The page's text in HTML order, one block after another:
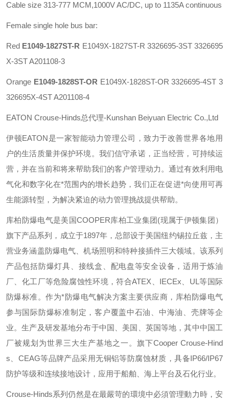
Cable size 313-777 MCM,1000V AC/DC, up to 1135A continuous
Female single hole bus bar:
Red E1049-1827ST-R E1049X-1827ST-R 3326695-3ST 3326695
X-3ST A201108-3
Orange E1049-1828ST-OR E1049X-1828ST-OR 3326695-4ST 3
326695X-4ST A201108-4
EATON Crouse-Hinds总代理-Kunshan Beiyuan Electric Co.,Ltd
伊顿EATON是一家智能动力管理公司，致力于改善世界各地用
户的生活质量并保护环境。我们信守承诺，正当经营，可持续运
营，并在当前和将来帮助我们的客户管理动力。通过有效利用电
气化和数字化在*范围内的增长趋势，我们正在促进*向使用可再
生能源转型，为解决紧迫的动力管理挑战提供帮助。
库柏防爆电气是美国COOPER库柏工业集团(现属于伊顿集团）
旗下产品系列，成立于1897年，总部设于美国纽约锡拉丘兹，主
营业务涵盖防爆电气、机场照明和特种接插件三大领域。该系列
产品包括防爆灯具、接线盒、配电盘等安全设备，适用于炼油
厂、化工厂等危险腐蚀性环境，符合ATEX IECEx UL 等国际
防爆标准。作为*防爆电气解决方案主要供应商，库柏防爆电气
参与国际防爆标准制定，客户覆盖中石油、中海油、壳牌等企
业。生产及研发基地分布于中国、美国、英国等地，其中中国工
厂被规划为世界三大生产基地之一。旗下Cooper Crouse-Hind
s
CEAG等品牌产品采用无铜铝等防腐蚀材质，具备IP66/IP67
防护等级和连续接地设计，应用于船舶、海上平台及石化行业。
Crouse-Hinds系列仍然是在最嚴苛的環境中必須管理動力時，安